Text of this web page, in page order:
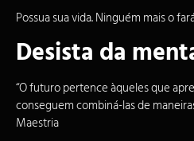
Possua sua vida. Ninguém mais o
Desista da
“O futuro pertence àqueles que
conseguem combiná-las de
Maestria